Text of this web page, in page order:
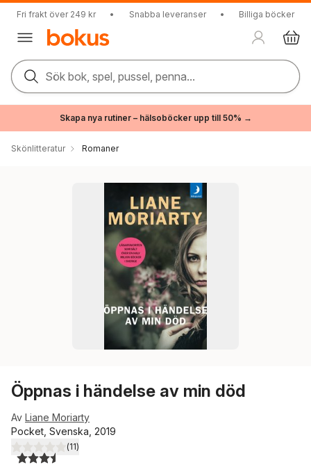
Fri frakt över 249 kr • Snabba leveranser • Billiga böcker
Sök bok, spel, pussel, penna...
Skapa nya rutiner – hälsoböcker upp till 50% →
Skönlitteratur Romaner
Öppnas i händelse av min död
Av Liane Moriarty
Pocket, Svenska, 2019
3,5utav 5 stjärnor. Totalt antal röster:
(11)